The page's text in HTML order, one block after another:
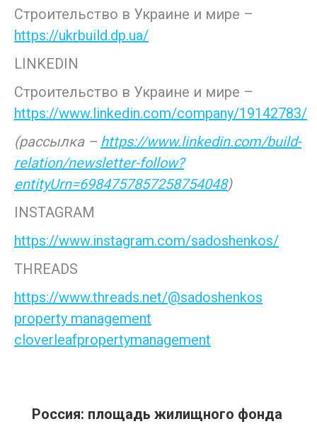
Строительство в Украине и мире –
https://ukrbuild.dp.ua/
LINKEDIN
Строительство в Украине и мире –
https://www.linkedin.com/company/19142783/
(рассылка – https://www.linkedin.com/build-
relation/newsletter-follow?
entityUrn=6984757857258754048)
INSTAGRAM
https://www.instagram.com/sadoshenkos/
THREADS
https://www.threads.net/@sadoshenkos
property management
cloverleafpropertymanagement
Россия: площадь жилищного фонда